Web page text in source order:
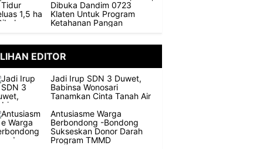
Dibuka Dandim 0723
Klaten Untuk Program
Ketahanan Pangan
EDITOR
Jadi Irup SDN 3 Duwet,
Babinsa Wonosari
Tanamkan Cinta Tanah Air
Antusiasme Warga
Berbondong -Bondong
Sukseskan Donor Darah
Program TMMD